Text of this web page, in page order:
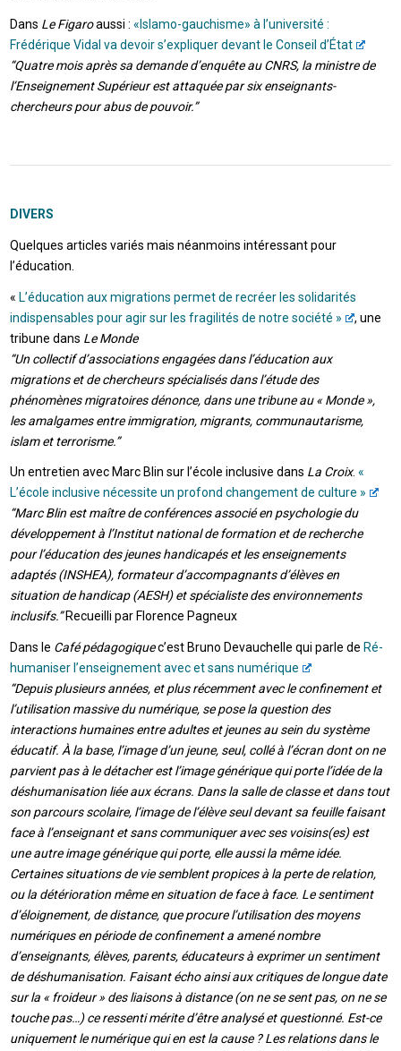
Dans Le Figaroaussi :«Islamo-gauchisme» à l’université :
Frédérique Vidal va devoir s’expliquer devant le Conseil d’État
“Quatre mois après sa demande d’enquête au CNRS, la ministre de
l’Enseignement Supérieur est attaquée par six enseignants-
chercheurs pour abus de pouvoir.”
DIVERS
Quelques articles variés mais néanmoins intéressant pour
l’éducation.
« L’éducation aux migrations permet de recréer les solidarités
indispensables pour agir sur les fragilités de notre société »
, une
tribune dans Le Monde
“Un collectif d’associations engagées dans l’éducation aux
migrations et de chercheurs spécialisés dans l’étude des
phénomènes migratoires dénonce, dans une tribune au « Monde »,
les amalgames entre immigration, migrants, communautarisme,
islam et terrorisme.”
Un entretien avec Marc Blin sur l’école inclusive dans La Croix.«
L’école inclusive nécessite un profond changement de culture »
“Marc Blin est maître de conférences associé en psychologie du
développement à l’Institut national de formation et de recherche
pour l’éducation des jeunes handicapés et les enseignements
adaptés (INSHEA), formateur d’accompagnants d’élèves en
situation de handicap (AESH) et spécialiste des environnements
inclusifs.”Recueilli par Florence Pagneux
Dans le Café pédagogiquec’est Bruno Devauchelle qui parle de Ré-
humaniser l’enseignement avec et sans numérique
“Depuis plusieurs années, et plus récemment avec le confinement et
l’utilisation massive du numérique, se pose la question des
interactions humaines entre adultes et jeunes au sein du système
éducatif. À la base, l’image d’un jeune, seul, collé à l’écran dont on ne
parvient pas à le détacher est l’image générique qui porte l’idée de la
déshumanisation liée aux écrans. Dans la salle de classe et dans tout
son parcours scolaire, l’image de l’élève seul devant sa feuille faisant
face à l’enseignant et sans communiquer avec ses voisins(es) est
une autre image générique qui porte, elle aussi la même idée.
Certaines situations de vie semblent propices à la perte de relation,
ou la détérioration même en situation de face à face. Le sentiment
d’éloignement, de distance, que procure l’utilisation des moyens
numériques en période de confinement a amené nombre
d’enseignants, élèves, parents, éducateurs à exprimer un sentiment
de déshumanisation. Faisant écho ainsi aux critiques de longue date
sur la « froideur » des liaisons à distance (on ne se sent pas, on ne se
touche pas…) ce ressenti mérite d’être analysé et questionné. Est-ce
uniquement le numérique qui en est la cause ? Les relations dans le